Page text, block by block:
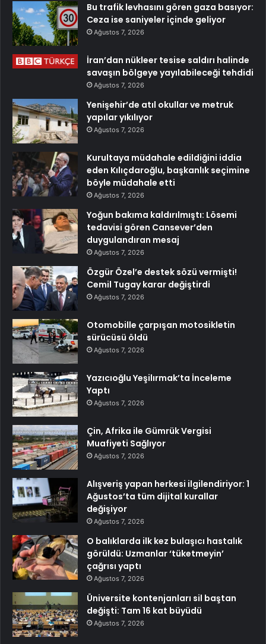
Bu trafik levhasını gören gaza basıyor:
Ceza ise saniyeler içinde geliyor
Ağustos 7, 2026
İran’dan nükleer tesise saldırı halinde
savaşın bölgeye yayılabileceği tehdidi
Ağustos 7, 2026
Yenişehir’de atıl okullar ve metruk
yapılar yıkılıyor
Ağustos 7, 2026
Kurultaya müdahale edildiğini iddia
eden Kılıçdaroğlu, başkanlık seçimine
böyle müdahale etti
Ağustos 7, 2026
Yoğun bakıma kaldırılmıştı: Lösemi
tedavisi gören Cansever’den
duygulandıran mesaj
Ağustos 7, 2026
Özgür Özel’e destek sözü vermişti!
Cemil Tugay karar değiştirdi
Ağustos 7, 2026
Otomobille çarpışan motosikletin
sürücüsü öldü
Ağustos 7, 2026
Yazıcıoğlu Yeşilırmak’ta İnceleme
Yaptı
Ağustos 7, 2026
Çin, Afrika ile Gümrük Vergisi
Muafiyeti Sağlıyor
Ağustos 7, 2026
Alışveriş yapan herkesi ilgilendiriyor: 1
Ağustos’ta tüm dijital kurallar
değişiyor
Ağustos 7, 2026
O balıklarda ilk kez bulaşıcı hastalık
görüldü: Uzmanlar ‘tüketmeyin’
çağrısı yaptı
Ağustos 7, 2026
Üniversite kontenjanları sil baştan
değişti: Tam 16 kat büyüdü
Ağustos 7, 2026